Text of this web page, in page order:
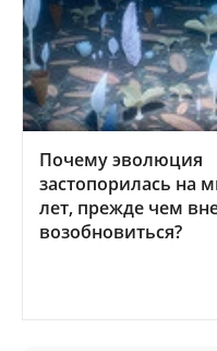
Почему эволюция
застопорилась на
лет, прежде чем
возобновиться?